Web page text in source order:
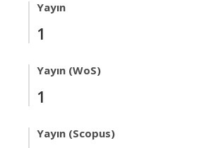
Yayın
1
Yayın (WoS)
1
Yayın (Scopus)